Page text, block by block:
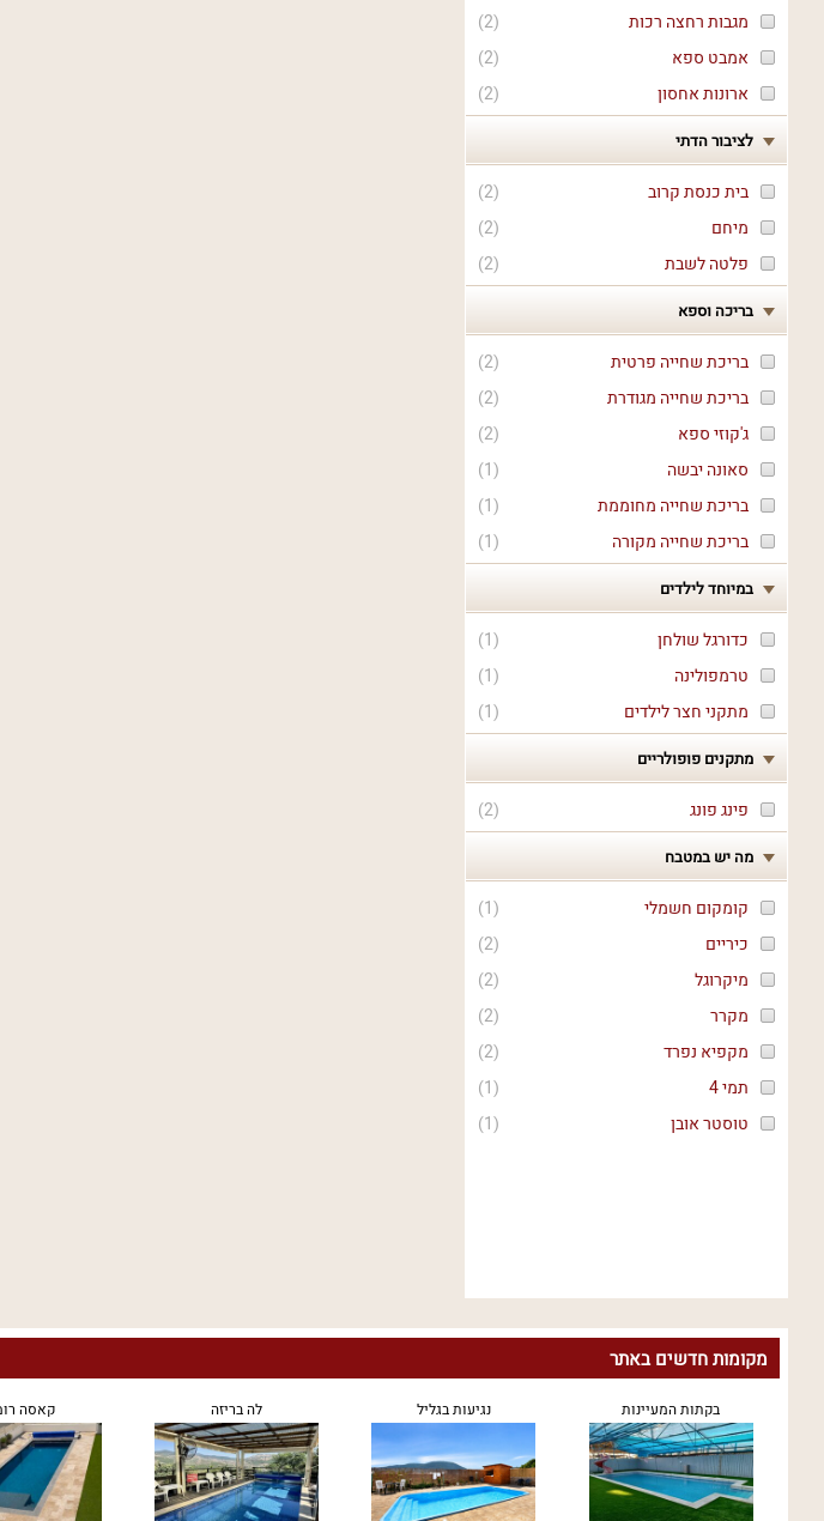
(
2
)
מגבות רחצה רכות
(
2
)
אמבט ספא
(
2
) ארונות אחסון
לציבור הדתי
(
2
)
בית כנסת קרוב
(
2
)
מיחם
(
2
) פלטה לשבת
בריכה וספא
(
2
)
בריכת שחייה פרטית
(
2
)
בריכת שחייה מגודרת
(
2
)
ג'קוזי ספא
(
1
)
סאונה יבשה
(
1
)
בריכת שחייה מחוממת
(
1
) בריכת שחייה מקורה
במיוחד לילדים
(
1
)
כדורגל שולחן
(
1
)
טרמפולינה
(
1
) מתקני חצר לילדים
מתקנים פופולריים
(
2
) פינג פונג
מה יש במטבח
(
1
)
קומקום חשמלי
(
2
)
כיריים
(
2
)
מיקרוגל
(
2
)
מקרר
(
2
)
מקפיא נפרד
(
1
)
תמי 4
(
1
) טוסטר אובן
מקומות חדשים באתר
בקתות המעיינות נגיעות בגליל לה בריזה קאסה